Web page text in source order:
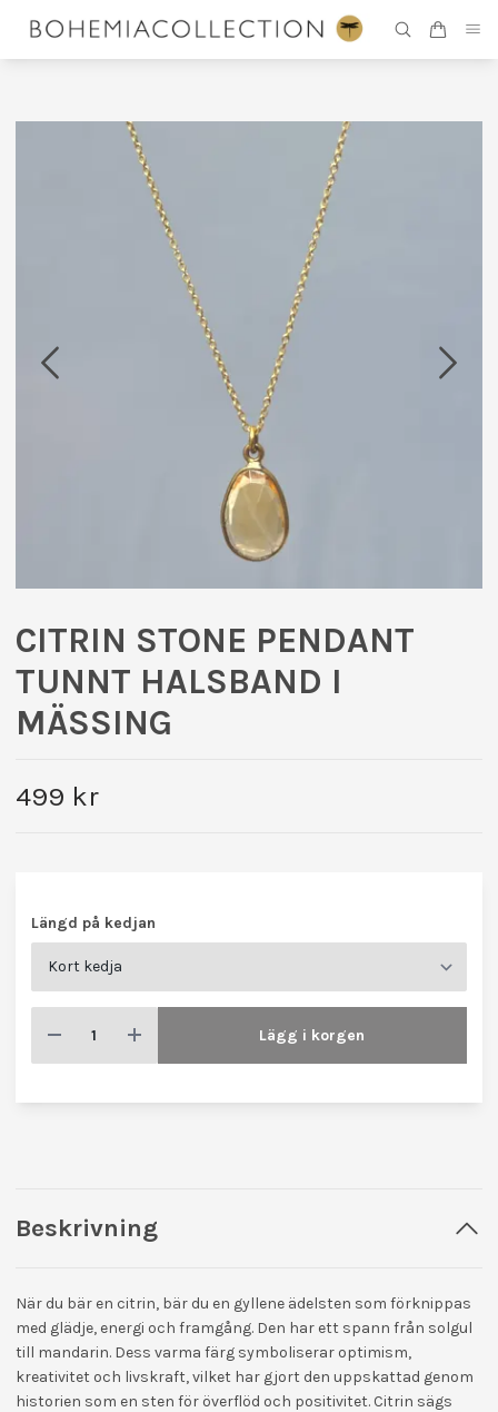
CITRIN STONE PENDANT
TUNNT HALSBAND I
MÄSSING
499 kr
Längd på kedjan
Lägg i korgen
Beskrivning
När du bär en citrin, bär du en gyllene ädelsten som förknippas
med glädje, energi och framgång. Den har ett spann från solgul
till mandarin. Dess varma färg symboliserar optimism,
kreativitet och livskraft, vilket har gjort den uppskattad genom
historien som en sten för överflöd och positivitet. Citrin sägs